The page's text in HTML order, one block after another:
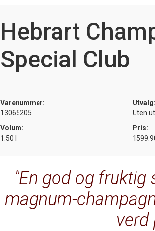
Hebrart
Special Club
Varenummer:
13065205
Utvalg:
Uten
Volum:
1.50 l
Pris:
En god og fruktig
magnum-
verd